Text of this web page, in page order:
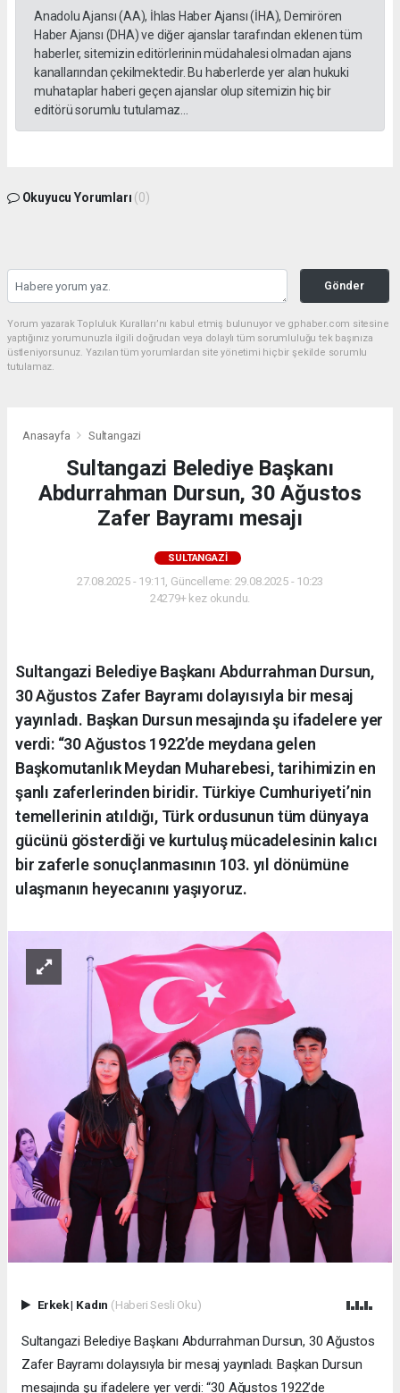
Anadolu Ajansı (AA), İhlas Haber Ajansı (İHA), Demirören
Haber Ajansı (DHA) ve diğer ajanslar tarafından eklenen tüm
haberler, sitemizin editörlerinin müdahalesi olmadan ajans
kanallarından çekilmektedir. Bu haberlerde yer alan hukuki
muhataplar haberi geçen ajanslar olup sitemizin hiç bir
editörü sorumlu tutulamaz...
Okuyucu Yorumları (0)
Gönder
Yorum yazarak Topluluk Kuralları’nı kabul etmiş bulunuyor ve gphaber.com sitesine
yaptığınız yorumunuzla ilgili doğrudan veya dolaylı tüm sorumluluğu tek başınıza
üstleniyorsunuz. Yazılan tüm yorumlardan site yönetimi hiçbir şekilde sorumlu
tutulamaz.
Anasayfa Sultangazi
Sultangazi Belediye Başkanı
Abdurrahman Dursun, 30 Ağustos
Zafer Bayramı mesajı
SULTANGAZI
27.08.2025 - 19:11, Güncelleme: 29.08.2025 - 10:23
24279+ kez okundu.
Sultangazi Belediye Başkanı Abdurrahman Dursun,
30 Ağustos Zafer Bayramı dolayısıyla bir mesaj
yayınladı. Başkan Dursun mesajında şu ifadelere yer
verdi: “30 Ağustos 1922’de meydana gelen
Başkomutanlık Meydan Muharebesi, tarihimizin en
şanlı zaferlerinden biridir. Türkiye Cumhuriyeti’nin
temellerinin atıldığı, Türk ordusunun tüm dünyaya
gücünü gösterdiği ve kurtuluş mücadelesinin kalıcı
bir zaferle sonuçlanmasının 103. yıl dönümüne
ulaşmanın heyecanını yaşıyoruz.
Erkek| Kadın (Haberi Sesli Oku)
Sultangazi Belediye Başkanı Abdurrahman Dursun, 30 Ağustos
Zafer Bayramı dolayısıyla bir mesaj yayınladı. Başkan Dursun
mesajında şu ifadelere yer verdi: “30 Ağustos 1922’de